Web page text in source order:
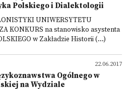
Polskiego i Dialektologii
UNIWERSYTETU
KONKURS na stanowisko asystenta
w Zakładzie Historii (...)
22.06.2017
Ogólnego w
na Wydziale